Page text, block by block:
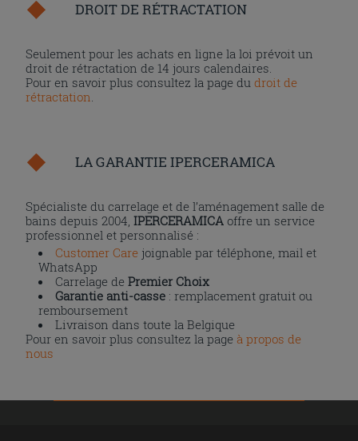
DROIT DE RÉTRACTATION
Seulement pour les achats en ligne la loi prévoit un
droit de rétractation de 14 jours calendaires.
Pour en savoir plus consultez la page dudroit de
rétractation.
LA GARANTIE IPERCERAMICA
Spécialiste du carrelage et de l’aménagement salle de
bains depuis 2004,IPERCERAMICA offre un service
professionnel et personnalisé :
Customer Care joignable par téléphone, mail et
WhatsApp
Carrelage dePremier Choix
Garantie anti-casse : remplacement gratuit ou
remboursement
Livraison dans toute la Belgique
Pour en savoir plus consultez la page à propos de
nous